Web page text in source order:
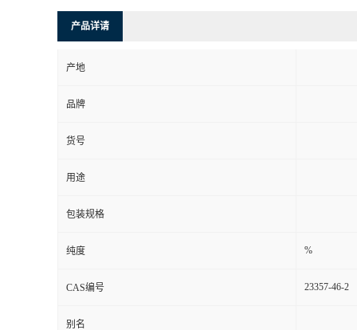
产品详请
产地
品牌
货号
用途
包装规格
纯度 %
CAS编号 23357-46-2
别名